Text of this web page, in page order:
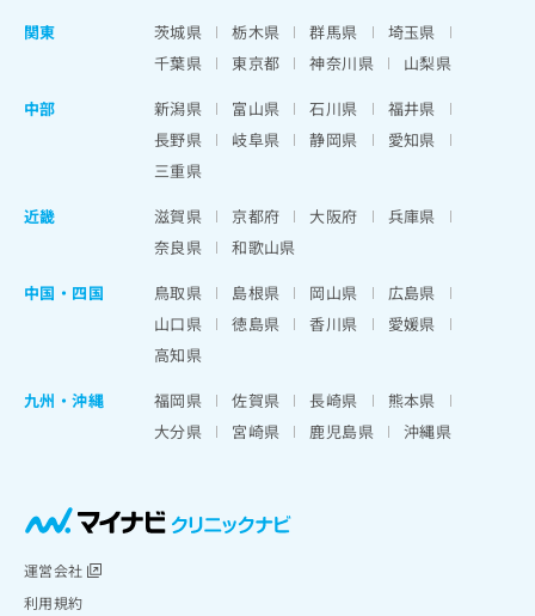
関東
茨城県 栃木県 群馬県
埼玉県
千葉県
東京都 神奈川県
山梨県
中部
新潟県 富山県 石川県
福井県
長野県
岐阜県 静岡県
愛知県
三重県
近畿
滋賀県 京都府 大阪府
兵庫県
奈良県
和歌山県
中国・四国
鳥取県 島根県 岡山県
広島県
山口県
徳島県 香川県
愛媛県
高知県
九州・沖縄
福岡県 佐賀県 長崎県
熊本県
大分県
宮崎県 鹿児島県 沖縄県
運営会社
利用規約